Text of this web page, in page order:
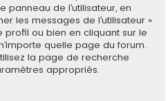
panneau de l’utilisateur, en
les messages de l’utilisateur »
ou bien en cliquant sur le
quelle page du forum.
la page de recherche
appropriés.